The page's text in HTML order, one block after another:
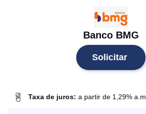
Banco BMG
Solicitar
Taxa de juros: a partir de 1,29% a.m.